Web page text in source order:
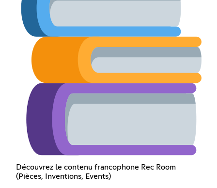
Découvrez le contenu francophone Rec Room
(Pièces, Inventions, Events)